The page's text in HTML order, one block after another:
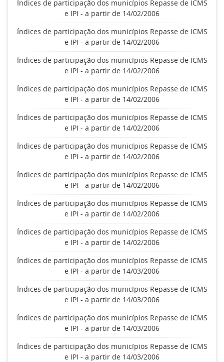
Índices de participação dos municípios Repasse de ICMS
e IPI - a partir de 14/02/2006
Índices de participação dos municípios Repasse de ICMS
e IPI - a partir de 14/02/2006
Índices de participação dos municípios Repasse de ICMS
e IPI - a partir de 14/02/2006
Índices de participação dos municípios Repasse de ICMS
e IPI - a partir de 14/02/2006
Índices de participação dos municípios Repasse de ICMS
e IPI - a partir de 14/02/2006
Índices de participação dos municípios Repasse de ICMS
e IPI - a partir de 14/02/2006
Índices de participação dos municípios Repasse de ICMS
e IPI - a partir de 14/02/2006
Índices de participação dos municípios Repasse de ICMS
e IPI - a partir de 14/02/2006
Índices de participação dos municípios Repasse de ICMS
e IPI - a partir de 14/02/2006
Índices de participação dos municípios Repasse de ICMS
e IPI - a partir de 14/03/2006
Índices de participação dos municípios Repasse de ICMS
e IPI - a partir de 14/03/2006
Índices de participação dos municípios Repasse de ICMS
e IPI - a partir de 14/03/2006
Índices de participação dos municípios Repasse de ICMS
e IPI - a partir de 14/03/2006